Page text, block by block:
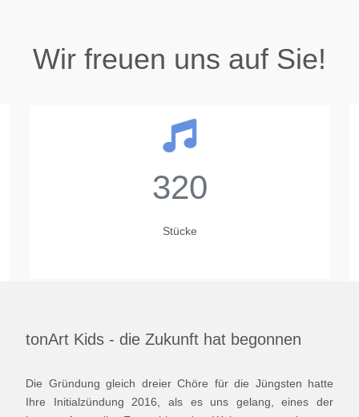
Wir freuen uns auf Sie!
320
Stücke
tonArt Kids - die Zukunft hat begonnen
Die Gründung gleich dreier Chöre für die Jüngsten hatte
Ihre Initialzündung 2016, als es uns gelang, eines der